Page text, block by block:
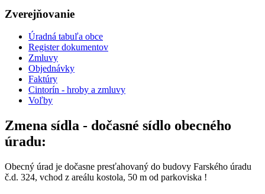
Zverejňovanie
Úradná tabuľa obce
Register dokumentov
Zmluvy
Objednávky
Faktúry
Cintorín - hroby a zmluvy
Voľby
Zmena sídla - dočasné sídlo obecného
úradu:
Obecný úrad je dočasne presťahovaný do budovy Farského úradu
č.d. 324, vchod z areálu kostola, 50 m od parkoviska !